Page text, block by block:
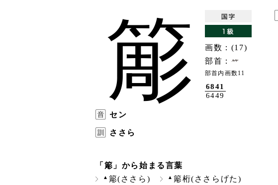
簓
画数：(17)
部首：
部首内画数11
6841
6449
セン
ささら
「簓」から始まる言葉
▲ 簓(ささら) ▲ 簓桁(ささらげた)